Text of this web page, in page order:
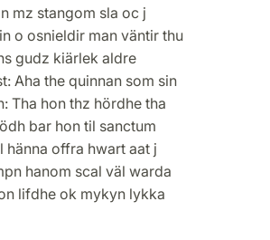
mz stangom sla oc j
o osnieldir man väntir thu
gudz kiärlek aldre
Aha the quinnan som sin
Tha hon thz hördhe tha
bar hon til sanctum
hänna offra hwart aat j
hanom scal väl warda
lifdhe ok mykyn lykka